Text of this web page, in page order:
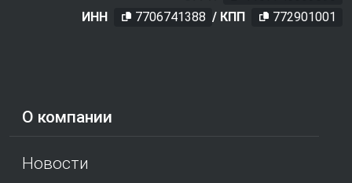
О компании
Новости
ИНН
7706741388 / КПП 772901001